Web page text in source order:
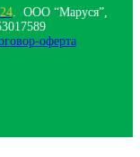
. ООО “Маруся”,
оферта